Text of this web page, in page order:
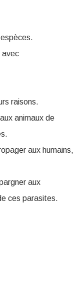
avec
raisons.
animaux de
aux humains,
aux
ces parasites.